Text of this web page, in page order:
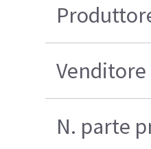
Venditore
N. parte